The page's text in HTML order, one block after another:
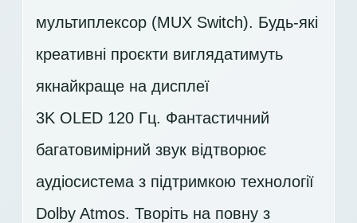
мультиплексор (MUX Switch). Будь-які
креативні проєкти виглядатимуть
якнайкраще на дисплеї
3K OLED 120 Гц. Фантастичний
багатовимірний звук відтворює
аудіосистема з підтримкою технології
Dolby Atmos. Творіть на повну з